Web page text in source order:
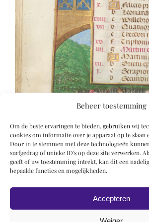
Beheer toestemming
Om de beste ervaringen te bieden, gebruiken wij
cookies om informatie over je apparaat op te slaan
Door in te stemmen met deze technologieën
surfgedrag of unieke ID's op deze site verwerken.
geeft of uw toestemming intrekt, kan dit een
bepaalde functies en mogelijkheden.
Accepteren